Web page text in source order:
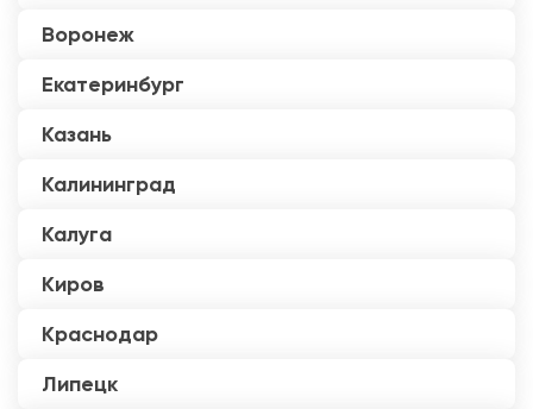
Воронеж
Екатеринбург
Казань
Калининград
Калуга
Киров
Краснодар
Липецк